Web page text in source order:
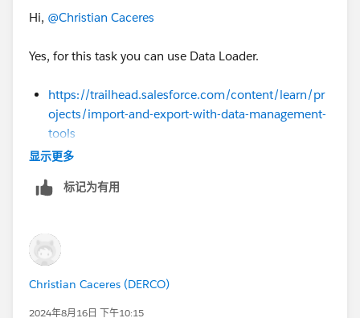
Hi, @Christian Caceres
Yes, for this task you can use Data Loader.
https://trailhead.salesforce.com/content/learn/pr
ojects/import-and-export-with-data-management-
tools
Sincerely,
Mykhailo Vdovychenko
显示更多
标记为有用
Christian Caceres (DERCO)
2024年8月16日 下午10:15